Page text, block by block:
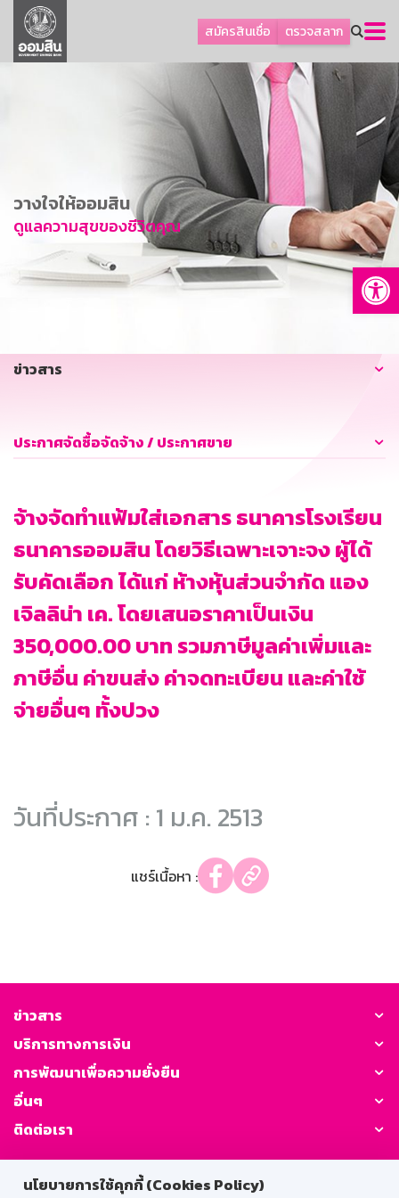
นโยบายการใช้คุกกี้ (Cookies Policy)
สมัครสินเชื่อ ตรวจสลาก
ลูกค้าธุรกิจ
ลูกค้าผู้ประกอบรายย่อย
การพัฒนาที่ยั่งยืน
ข่าวสาร
บริการทางการเงิน
อื่นๆ
วางใจให้ออมสิน
ดูแลความสุขของชีวิตคุณ
ข่าวสาร
ประกาศจัดซื้อจัดจ้าง / ประกาศขาย
จ้างจัดทำแฟ้มใส่เอกสาร ธนาคารโรงเรียน
ธนาคารออมสิน โดยวิธีเฉพาะเจาะจง ผู้ได้
รับคัดเลือก ได้แก่ ห้างหุ้นส่วนจำกัด แอง
เจิลลิน่า เค. โดยเสนอราคาเป็นเงิน
350,000.00 บาท รวมภาษีมูลค่าเพิ่มและ
ภาษีอื่น ค่าขนส่ง ค่าจดทะเบียน และค่าใช้
จ่ายอื่นๆ ทั้งปวง
วันที่ประกาศ : 1 ม.ค. 2513
แชร์เนื้อหา :
ข่าวสาร
บริการทางการเงิน
การพัฒนาเพื่อความยั่งยืน
อื่นๆ
ติดต่อเรา
GSB Society: